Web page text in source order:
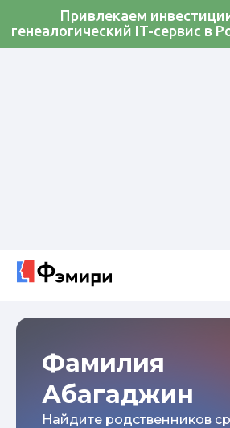
Привлекаем
генеалогический IT-сервис в
Фамилия
Абагаджин
Найдите родственников